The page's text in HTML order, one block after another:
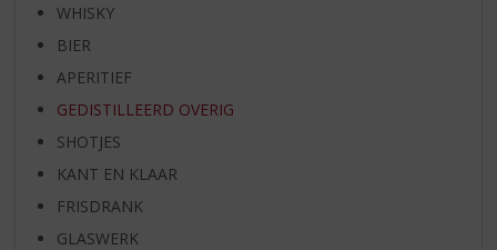
WHISKY
BIER
APERITIEF
GEDISTILLEERD OVERIG
SHOTJES
KANT EN KLAAR
FRISDRANK
GLASWERK